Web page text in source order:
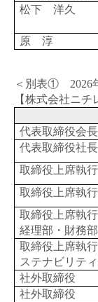
松下 洋久
原 淳
＜別表① 2026
【株式会社ニチ
代表取締役会長
代表取締役社
取締役上席執
取締役上席執
取締役上席執
経理部・財務
取締役上席執
ステナビリテ
社外取締役
社外取締役